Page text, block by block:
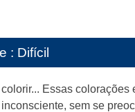
: Difícil
Essas
sem se